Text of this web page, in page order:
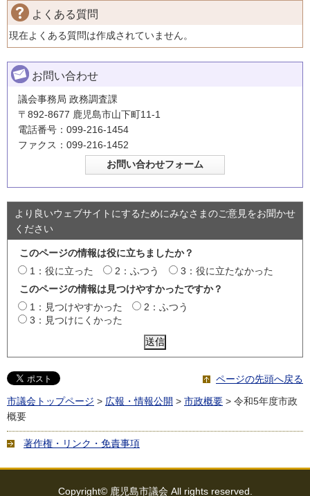
よくある質問
現在よくある質問は作成されていません。
お問い合わせ
議会事務局 政務調査課
〒892-8677 鹿児島市山下町11-1
電話番号：099-216-1454
ファクス：099-216-1452
より良いウェブサイトにするためにみなさまのご意見をお聞かせ
ください
このページの情報は役に立ちましたか？
1：役に立った
2：ふつう
3：役に立たなかった
このページの情報は見つけやすかったですか？
1：見つけやすかった
2：ふつう
3：見つけにくかった
ページの先頭へ戻る
市議会トップページ > 広報・情報公開 > 市政概要 > 令和5年度市政
概要
著作権・リンク・免責事項
Copyright© 鹿児島市議会 All rights reserved.